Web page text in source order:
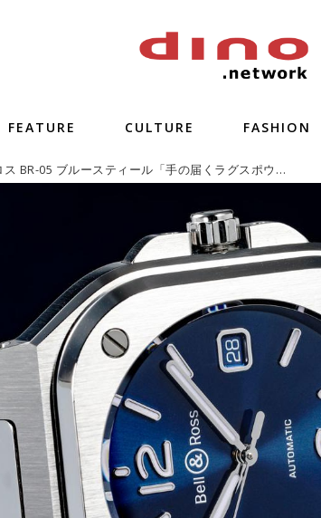
FEATURE CULTURE FASHION
ベル&ロス BR-05 ブルースティール「手の届くラグスポウォッチ」【今週の逸本 Vol.106】